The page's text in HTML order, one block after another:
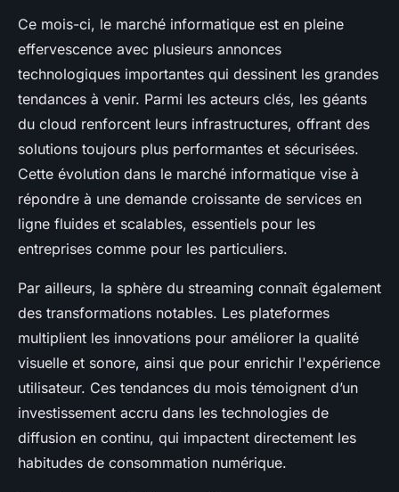
Ce mois-ci, le marché informatique est en pleine
effervescence avec plusieurs annonces
technologiques importantes qui dessinent les grandes
tendances à venir. Parmi les acteurs clés, les géants
du cloud renforcent leurs infrastructures, offrant des
solutions toujours plus performantes et sécurisées.
Cette évolution dans le marché informatique vise à
répondre à une demande croissante de services en
ligne fluides et scalables, essentiels pour les
entreprises comme pour les particuliers.
Par ailleurs, la sphère du streaming connaît également
des transformations notables. Les plateformes
multiplient les innovations pour améliorer la qualité
visuelle et sonore, ainsi que pour enrichir l'expérience
utilisateur. Ces tendances du mois témoignent d’un
investissement accru dans les technologies de
diffusion en continu, qui impactent directement les
habitudes de consommation numérique.